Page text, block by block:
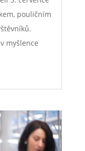
pouličním
myšlence